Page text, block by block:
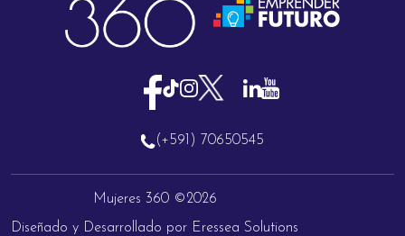
(+591) 70650545
Mujeres 360 ©2026
Diseñado y Desarrollado por Eressea Solutions